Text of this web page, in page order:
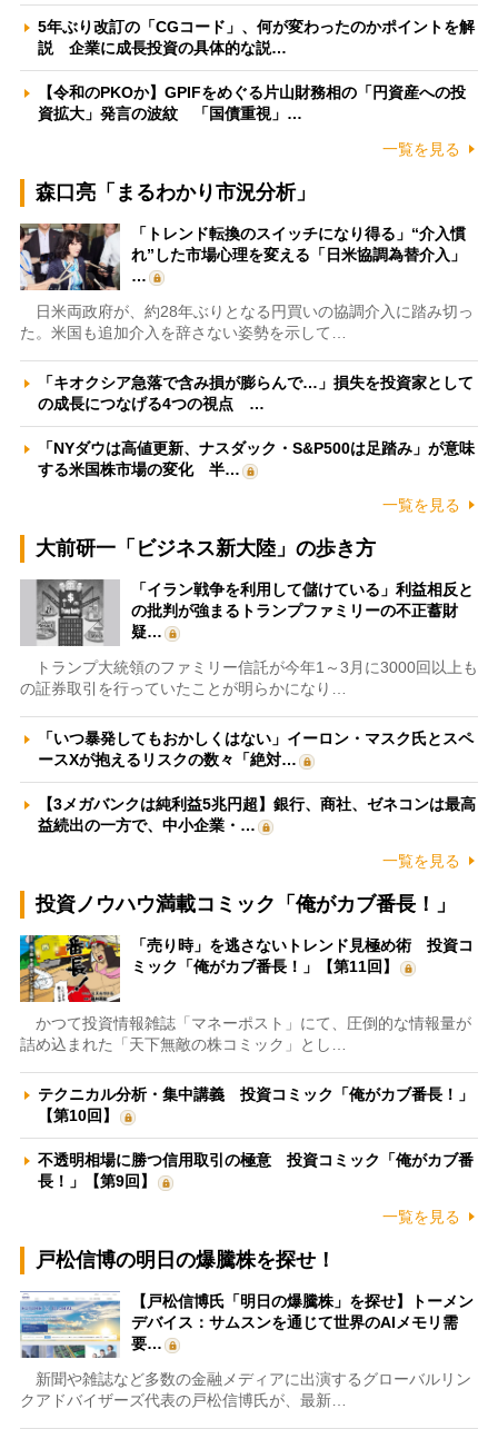
5年ぶり改訂の「CGコード」、何が変わったのかポイントを解
説 企業に成長投資の具体的な説…
【令和のPKOか】GPIFをめぐる片山財務相の「円資産への投
資拡大」発言の波紋 「国債重視」…
一覧を見る
森口亮「まるわかり市況分析」
「トレンド転換のスイッチになり得る」“介入慣
れ”した市場心理を変える「日米協調為替介入」
…
日米両政府が、約28年ぶりとなる円買いの協調介入に踏み切っ
た。米国も追加介入を辞さない姿勢を示して…
「キオクシア急落で含み損が膨らんで…」損失を投資家として
の成長につなげる4つの視点 …
「NYダウは高値更新、ナスダック・S&P500は足踏み」が意味
する米国株市場の変化 半…
一覧を見る
大前研一「ビジネス新大陸」の歩き方
「イラン戦争を利用して儲けている」利益相反と
の批判が強まるトランプファミリーの不正蓄財
疑…
トランプ大統領のファミリー信託が今年1～3月に3000回以上も
の証券取引を行っていたことが明らかになり…
「いつ暴発してもおかしくはない」イーロン・マスク氏とスペ
ースXが抱えるリスクの数々「絶対…
【3メガバンクは純利益5兆円超】銀行、商社、ゼネコンは最高
益続出の一方で、中小企業・…
一覧を見る
投資ノウハウ満載コミック「俺がカブ番長！」
「売り時」を逃さないトレンド見極め術 投資コ
ミック「俺がカブ番長！」【第11回】
かつて投資情報雑誌「マネーポスト」にて、圧倒的な情報量が
詰め込まれた「天下無敵の株コミック」とし…
テクニカル分析・集中講義 投資コミック「俺がカブ番長！」
【第10回】
不透明相場に勝つ信用取引の極意 投資コミック「俺がカブ番
長！」【第9回】
一覧を見る
戸松信博の明日の爆騰株を探せ！
【戸松信博氏「明日の爆騰株」を探せ】トーメン
デバイス：サムスンを通じて世界のAIメモリ需
要…
新聞や雑誌など多数の金融メディアに出演するグローバルリン
クアドバイザーズ代表の戸松信博氏が、最新…